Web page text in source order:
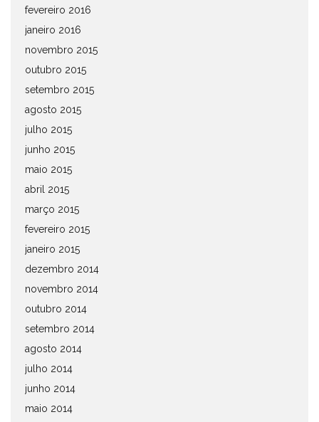
fevereiro 2016
janeiro 2016
novembro 2015
outubro 2015
setembro 2015
agosto 2015
julho 2015
junho 2015
maio 2015
abril 2015
março 2015
fevereiro 2015
janeiro 2015
dezembro 2014
novembro 2014
outubro 2014
setembro 2014
agosto 2014
julho 2014
junho 2014
maio 2014